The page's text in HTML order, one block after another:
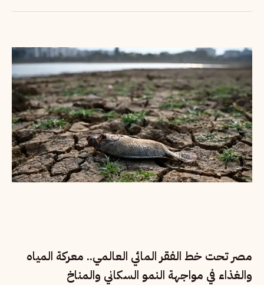
مصر تحت خط الفقر المائي العالمي.. معركة المياه
والغذاء في مواجهة النمو السكاني والمناخ